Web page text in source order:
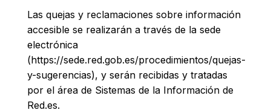
Las quejas y reclamaciones sobre información
accesible se realizarán a través de la sede
electrónica
(https://sede.red.gob.es/procedimientos/quejas-
y-sugerencias), y serán recibidas y tratadas
por el área de Sistemas de la Información de
Red.es.